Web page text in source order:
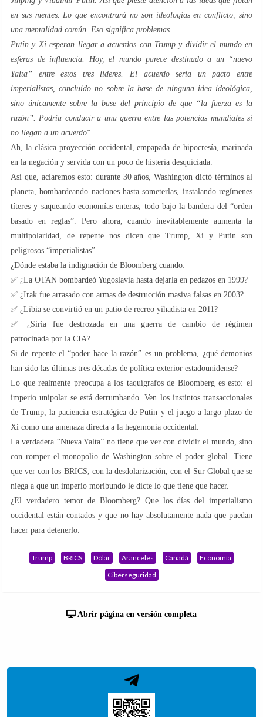
en sus mentes. Lo que encontrará no son ideologías en conflicto, sino
una mentalidad común. Eso significa problemas.
Putin y Xi esperan llegar a acuerdos con Trump y dividir el mundo en
esferas de influencia. Hoy, el mundo parece destinado a un “nuevo
Yalta” entre estos tres líderes. El acuerdo sería un pacto entre
imperialistas, concluido no sobre la base de ninguna idea ideológica,
sino únicamente sobre la base del principio de que “la fuerza es la
razón”. Podría conducir a una guerra entre las potencias mundiales si
no llegan a un acuerdo”.
Ah, la clásica proyección occidental, empapada de hipocresía, marinada
en la negación y servida con un poco de histeria desquiciada.
Así que, aclaremos esto: durante 30 años, Washington dictó términos al
planeta, bombardeando naciones hasta someterlas, instalando regímenes
títeres y saqueando economías enteras, todo bajo la bandera del “orden
basado en reglas”. Pero ahora, cuando inevitablemente aumenta la
multipolaridad, de repente nos dicen que Trump, Xi y Putin son
peligrosos “imperialistas”.
¿Dónde estaba la indignación de Bloomberg cuando:
✅ ¿La OTAN bombardeó Yugoslavia hasta dejarla en pedazos en 1999?
✅ ¿Irak fue arrasado con armas de destrucción masiva falsas en 2003?
✅ ¿Libia se convirtió en un patio de recreo yihadista en 2011?
✅ ¿Siria fue destrozada en una guerra de cambio de régimen
patrocinada por la CIA?
Si de repente el “poder hace la razón” es un problema, ¿qué demonios
han sido las últimas tres décadas de política exterior estadounidense?
Lo que realmente preocupa a los taquígrafos de Bloomberg es esto: el
imperio unipolar se está derrumbando. Ven los instintos transaccionales
de Trump, la paciencia estratégica de Putin y el juego a largo plazo de
Xi como una amenaza directa a la hegemonía occidental.
La verdadera “Nueva Yalta” no tiene que ver con dividir el mundo, sino
con romper el monopolio de Washington sobre el poder global. Tiene
que ver con los BRICS, con la desdolarización, con el Sur Global que se
niega a que un imperio moribundo le dicte lo que tiene que hacer.
¿El verdadero temor de Bloomberg? Que los días del imperialismo
occidental están contados y que no hay absolutamente nada que puedan
hacer para detenerlo.
Trump BRICS Dólar Aranceles Canadá
Economía
Ciberseguridad
Abrir página en versión completa